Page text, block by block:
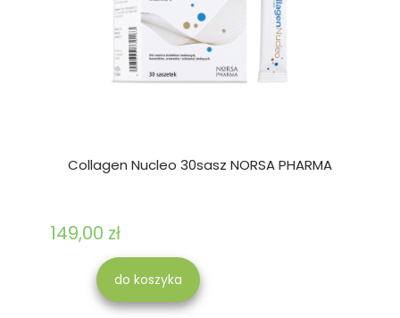
Collagen Nucleo 30sasz NORSA PHARMA
149,00 zł
do koszyka